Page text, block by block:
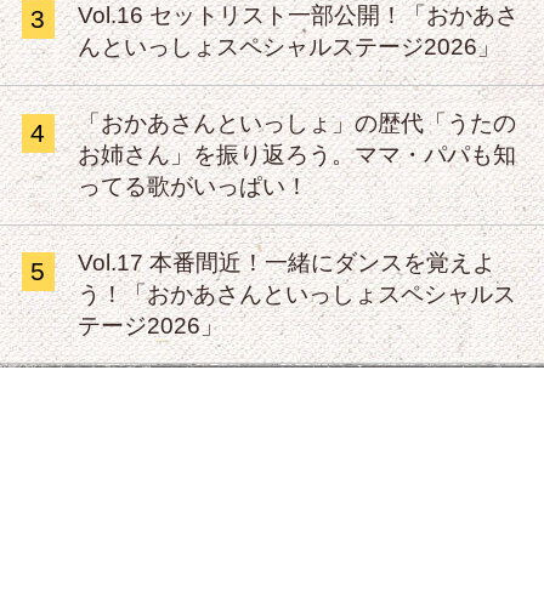
3
Vol.16 セットリスト一部公開！「おかあさ
んといっしょスペシャルステージ2026」
4
「おかあさんといっしょ」の歴代「うたの
お姉さん」を振り返ろう。ママ・パパも知
ってる歌がいっぱい！
5
Vol.17 本番間近！一緒にダンスを覚えよ
う！「おかあさんといっしょスペシャルス
テージ2026」